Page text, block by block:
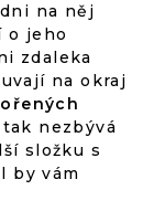
na něj
o jeho
zdaleka
na okraj
tak nezbývá
složku s
by vám